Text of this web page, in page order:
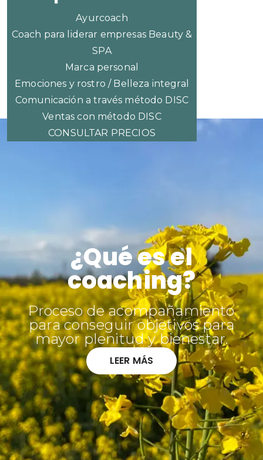
Ayurcoach
Coach para liderar empresas Beauty &
SPA
Marca personal
Emociones y rostro / Belleza integral
Comunicación a través método DISC
Ventas con método DISC
CONSULTAR PRECIOS
¿Qué es el
coaching?
Proceso de acompañamiento
para conseguir objetivos para
mayor plenitud y bienestar.
LEER MÁS